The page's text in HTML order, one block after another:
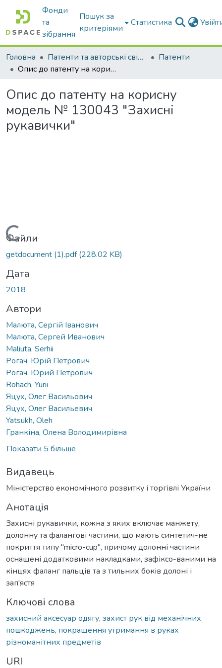
Фонди
та
зібрання
Пошук за
критеріями
Статистика
Головна Патенти та авторські свідоцтва
Патенти
Опис до патенту на корисну модель № 130043 "Захисні рукавички"
Опис до патенту на корисну
модель № 130043 "Захисні
рукавички"
Вантажиться...
Файли
getdocument (1).pdf(228.02 KB)
Дата
2018
Автори
Малюта, Сергій Іванович
Малюта, Сергей Иванович
Maliuta, Serhii
Рогач, Юрій Петрович
Рогач, Юрий Петрович
Rohach, Yurii
Яцух, Олег Васильович
Яцух, Олег Васильевич
Yatsukh, Oleh
Гранкіна, Олена Володимирівна
Показати 5 більше
Видавець
Міністерство економічного розвитку і торгівлі України
Анотація
Захисні рукавички, кожна з яких включає манжету,
долонну та фалангові частини, що мають синтетич-не
покриття типу "micro-cup", причому долонні частини
оснащені додатковими накладками, зафіксо-ваними на
кінцях фаланг пальців та з тильних боків долоні і
зап'ястя
Ключові слова
захисний аксесуар одягу, захист рук від механічних
пошкоджень, покращення утримання в руках
різноманітних предметів
URI